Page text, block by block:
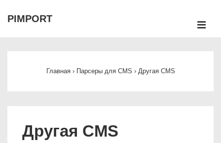
Перейти
PIMPORT
Главная › Парсеры для CMS › Другая CMS
Другая CMS